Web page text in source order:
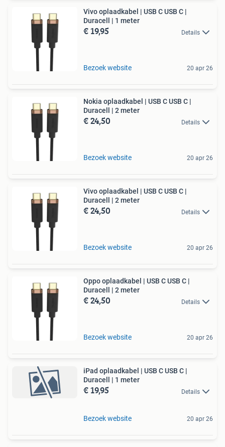
Vivo oplaadkabel | USB C USB C |
Duracell | 1 meter
€ 19,95 Details
Bezoek website 20 apr 26
Nokia oplaadkabel | USB C USB C |
Duracell | 2 meter
€ 24,50 Details
Bezoek website 20 apr 26
Vivo oplaadkabel | USB C USB C |
Duracell | 2 meter
€ 24,50 Details
Bezoek website 20 apr 26
Oppo oplaadkabel | USB C USB C |
Duracell | 2 meter
€ 24,50 Details
Bezoek website 20 apr 26
iPad oplaadkabel | USB C USB C |
Duracell | 1 meter
€ 19,95 Details
Bezoek website 20 apr 26